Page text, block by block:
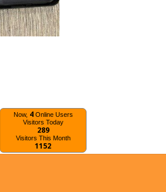
Now, 4Online Users
Visitors Today
289
Visitors This Month
1152